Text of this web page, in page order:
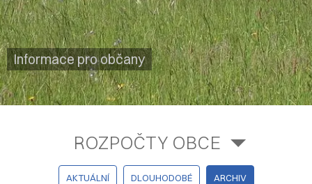
Informace pro občany
ROZPOČTY OBCE
AKTUÁLNÍ DLOUHODOBÉ ARCHIV